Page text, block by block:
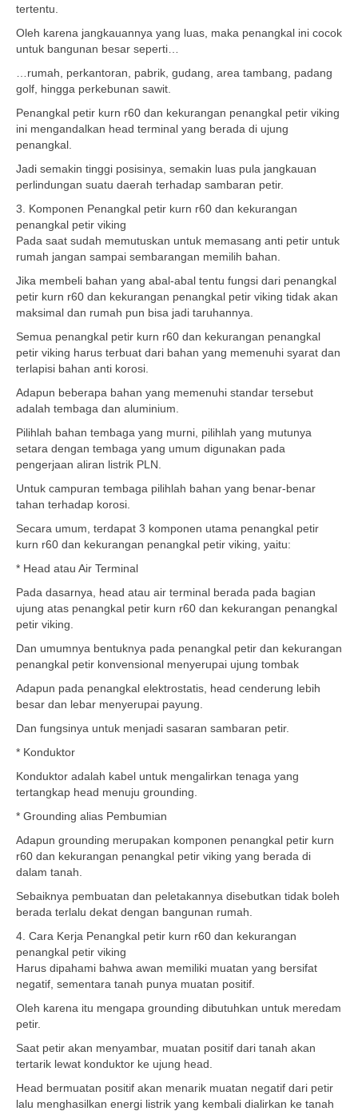
tertentu.
Oleh karena jangkauannya yang luas, maka penangkal ini cocok
untuk bangunan besar seperti…
…rumah, perkantoran, pabrik, gudang, area tambang, padang
golf, hingga perkebunan sawit.
Penangkal petir kurn r60 dan kekurangan penangkal petir viking
ini mengandalkan head terminal yang berada di ujung
penangkal.
Jadi semakin tinggi posisinya, semakin luas pula jangkauan
perlindungan suatu daerah terhadap sambaran petir.
3. Komponen Penangkal petir kurn r60 dan kekurangan
penangkal petir viking
Pada saat sudah memutuskan untuk memasang anti petir untuk
rumah jangan sampai sembarangan memilih bahan.
Jika membeli bahan yang abal-abal tentu fungsi dari penangkal
petir kurn r60 dan kekurangan penangkal petir viking tidak akan
maksimal dan rumah pun bisa jadi taruhannya.
Semua penangkal petir kurn r60 dan kekurangan penangkal
petir viking harus terbuat dari bahan yang memenuhi syarat dan
terlapisi bahan anti korosi.
Adapun beberapa bahan yang memenuhi standar tersebut
adalah tembaga dan aluminium.
Pilihlah bahan tembaga yang murni, pilihlah yang mutunya
setara dengan tembaga yang umum digunakan pada
pengerjaan aliran listrik PLN.
Untuk campuran tembaga pilihlah bahan yang benar-benar
tahan terhadap korosi.
Secara umum, terdapat 3 komponen utama penangkal petir
kurn r60 dan kekurangan penangkal petir viking, yaitu:
* Head atau Air Terminal
Pada dasarnya, head atau air terminal berada pada bagian
ujung atas penangkal petir kurn r60 dan kekurangan penangkal
petir viking.
Dan umumnya bentuknya pada penangkal petir dan kekurangan
penangkal petir konvensional menyerupai ujung tombak
Adapun pada penangkal elektrostatis, head cenderung lebih
besar dan lebar menyerupai payung.
Dan fungsinya untuk menjadi sasaran sambaran petir.
* Konduktor
Konduktor adalah kabel untuk mengalirkan tenaga yang
tertangkap head menuju grounding.
* Grounding alias Pembumian
Adapun grounding merupakan komponen penangkal petir kurn
r60 dan kekurangan penangkal petir viking yang berada di
dalam tanah.
Sebaiknya pembuatan dan peletakannya disebutkan tidak boleh
berada terlalu dekat dengan bangunan rumah.
4. Cara Kerja Penangkal petir kurn r60 dan kekurangan
penangkal petir viking
Harus dipahami bahwa awan memiliki muatan yang bersifat
negatif, sementara tanah punya muatan positif.
Oleh karena itu mengapa grounding dibutuhkan untuk meredam
petir.
Saat petir akan menyambar, muatan positif dari tanah akan
tertarik lewat konduktor ke ujung head.
Head bermuatan positif akan menarik muatan negatif dari petir
lalu menghasilkan energi listrik yang kembali dialirkan ke tanah